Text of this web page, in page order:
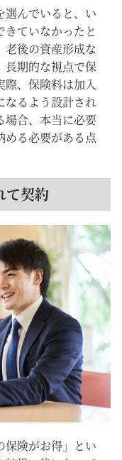
選んでいると、い
ていなかったと
後の資産形成な
長期的な視点で保
際、保険料は加入
なるよう設計され
場合、本当に必要
める必要がある点
て契約
保険がお得」とい